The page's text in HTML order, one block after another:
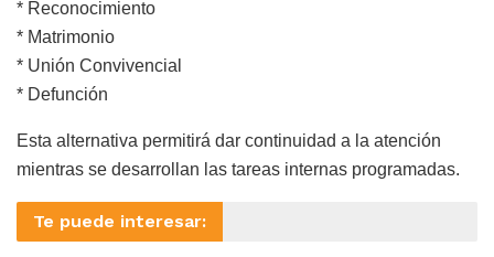
* Reconocimiento
* Matrimonio
* Unión Convivencial
* Defunción
Esta alternativa permitirá dar continuidad a la atención
mientras se desarrollan las tareas internas programadas.
Te puede interesar: